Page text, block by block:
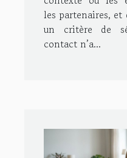
les partenaires,
un critère de
contact n’a...